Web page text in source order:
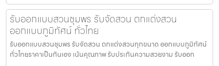
รับออกแบบสวนชุมพร รับจัดสวน ตกแต่งสวน
ออกแบบภูมิทัศน์ ทั่วไทย
รับออกแบบสวนชุมพร รับจัดสวน ตกแต่งสวนทุกขนาด ออกแบบภูมิทัศน์
ทั่วไทยราคาเป็นกันเอง เน้นคุณภาพ รับประกันความสวยงาม รับออก